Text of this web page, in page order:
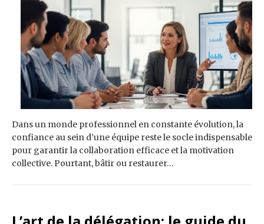
Dans un monde professionnel en constante évolution, la
confiance au sein d’une équipe reste le socle indispensable
pour garantir la collaboration efficace et la motivation
collective. Pourtant, bâtir ou restaurer…